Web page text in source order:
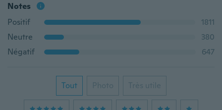
Notes
Positif
1811
Neutre
380
Négatif
647
Tout Photo Très utile